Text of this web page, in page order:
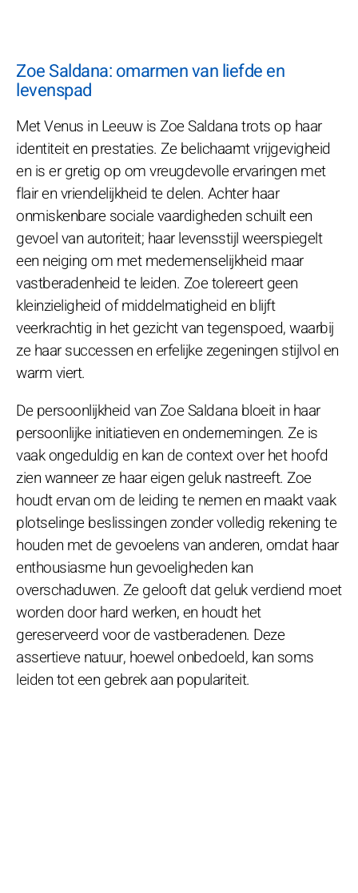
Zoe Saldana: omarmen van liefde en
levenspad
Met Venus in Leeuw is Zoe Saldana trots op haar
identiteit en prestaties. Ze belichaamt vrijgevigheid
en is er gretig op om vreugdevolle ervaringen met
flair en vriendelijkheid te delen. Achter haar
onmiskenbare sociale vaardigheden schuilt een
gevoel van autoriteit; haar levensstijl weerspiegelt
een neiging om met medemenselijkheid maar
vastberadenheid te leiden. Zoe tolereert geen
kleinzieligheid of middelmatigheid en blijft
veerkrachtig in het gezicht van tegenspoed, waarbij
ze haar successen en erfelijke zegeningen stijlvol en
warm viert.
De persoonlijkheid van Zoe Saldana bloeit in haar
persoonlijke initiatieven en ondernemingen. Ze is
vaak ongeduldig en kan de context over het hoofd
zien wanneer ze haar eigen geluk nastreeft. Zoe
houdt ervan om de leiding te nemen en maakt vaak
plotselinge beslissingen zonder volledig rekening te
houden met de gevoelens van anderen, omdat haar
enthousiasme hun gevoeligheden kan
overschaduwen. Ze gelooft dat geluk verdiend moet
worden door hard werken, en houdt het
gereserveerd voor de vastberadenen. Deze
assertieve natuur, hoewel onbedoeld, kan soms
leiden tot een gebrek aan populariteit.